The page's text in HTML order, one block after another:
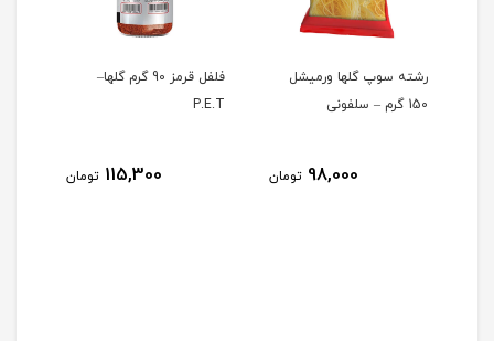
رشته سوپ گلها ورمیشل
150 گرم – سلفونی
98,000 تومان
فلفل قرمز 90 گرم گلها–
P.E.T
115,300 تومان